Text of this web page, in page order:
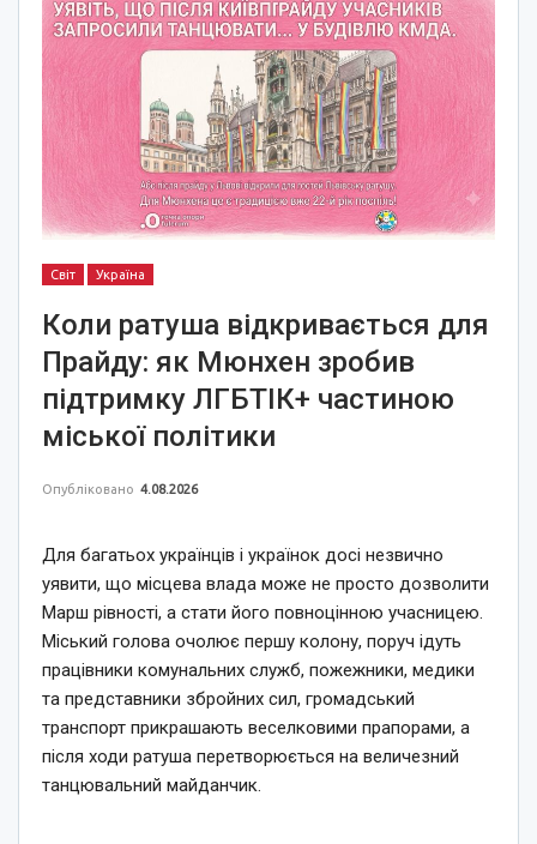
Світ Україна
Коли ратуша відкривається для
Прайду: як Мюнхен зробив
підтримку ЛГБТІК+ частиною
міської політики
Опубліковано 4.08.2026
Для багатьох українців і українок досі незвично
уявити, що місцева влада може не просто дозволити
Марш рівності, а стати його повноцінною учасницею.
Міський голова очолює першу колону, поруч ідуть
працівники комунальних служб, пожежники, медики
та представники збройних сил, громадський
транспорт прикрашають веселковими прапорами, а
після ходи ратуша перетворюється на величезний
танцювальний майданчик.